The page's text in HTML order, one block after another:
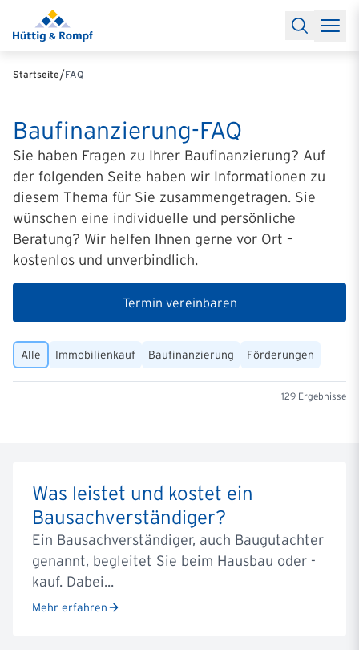
Baufinanzierung
RechnerBaufinanzierungsrechner
Anschlussfinanzierung
Partnerschaft
Käuferprofile 2026
News & Events Updates erhaltenAlle Termine
Über unsIhre Ansprechpartner
Startseite/FAQ
Baufinanzierung-FAQ
Sie haben Fragen zu Ihrer Baufinanzierung? Auf
der folgenden Seite haben wir Informationen zu
diesem Thema für Sie zusammengetragen. Sie
wünschen eine individuelle und persönliche
Beratung? Wir helfen Ihnen gerne vor Ort –
kostenlos und unverbindlich.
Termin vereinbaren
Alle Immobilienkauf Baufinanzierung Förderungen
129 Ergebnisse
Was leistet und kostet ein
Bausachverständiger?
Ein Bausachverständiger, auch Baugutachter
genannt, begleitet Sie beim Hausbau oder -
kauf. Dabei...
Mehr erfahren